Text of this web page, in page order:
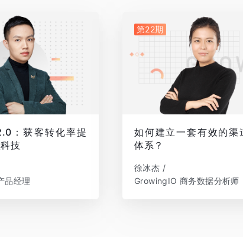
：获客转化率提
技
品经理
第22期
如何建立一套有效的渠
体系？
徐冰杰 /
GrowingIO 商务数据分析师